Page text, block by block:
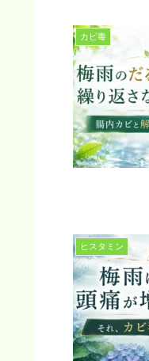
カビ毒
ヒスタミン